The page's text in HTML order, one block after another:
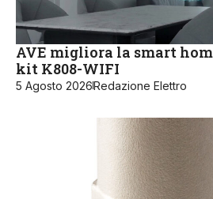
AVE migliora la smart
kit K808-WIFI
5 Agosto 2026Redazione Elettro